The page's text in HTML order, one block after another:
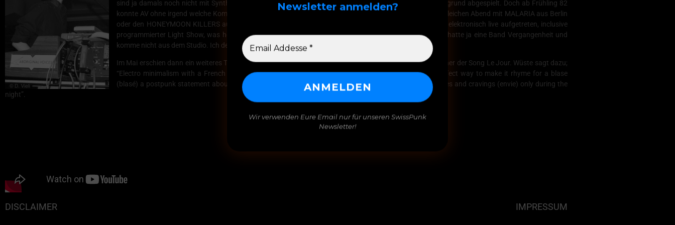
sind ja damals noch nicht mit Synth und live sequencing aufgetreten, sondern haben nur Tapes im Hintergrund abgespielt. Doch ab Frühling 82
konnte AV ohne irgend welche Kompromisse einzugehen ihre ersten Live Konzerte geben, dies gleich am gleichen Abend mit MALARIA aus Berlin
oder den HONEYMOON KILLERS aus Belgien. Oder wie Wüste heute sagt: “Also, AV ist dann wirklich voll elektronisch live aufgetreten, inclusive
programmierter Light Show, was heute ja alle machen. Das ganze Repertoire war für Live konzipiert, ich hatte ja eine Band Vergangenheit und
komme nicht aus dem Studio. Ich denke darin lag die Pioneer Leistung von AV.”
Im Mai erschien dann ein weiteres Tape unter dem Namen Instant Music mit sechs neuen Songs. Als Eröffner der Song Le Jour. Wüste sagt dazu;
“Electro minimalism with a French twist by otherwise native Swiss speakers. Using French was the perfect way to make it rhyme for a blase
(blasé) a postpunk statement about being bored and listless (L’Ennuie) in the daytime while having desires and cravings (envie) only during the
night”.
Newsletter anmelden?
Wir verwenden Eure Email nur für unseren SwissPunk
Newsletter!
DISCLAIMER IMPRESSUM